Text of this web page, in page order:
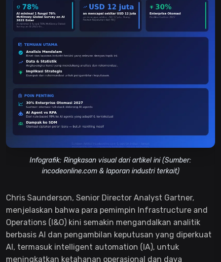
Infografik: Ringkasan visual dari artikel ini (Sumber:
incodeonline.com & laporan industri terkait)
Chris Saunderson, Senior Director Analyst Gartner,
menjelaskan bahwa para pemimpin Infrastructure and
Operations (I&O) kini semakin mengandalkan analitik
berbasis AI dan pengambilan keputusan yang diperkuat
AI, termasuk intelligent automation (IA), untuk
meningkatkan ketahanan operasional dan daya